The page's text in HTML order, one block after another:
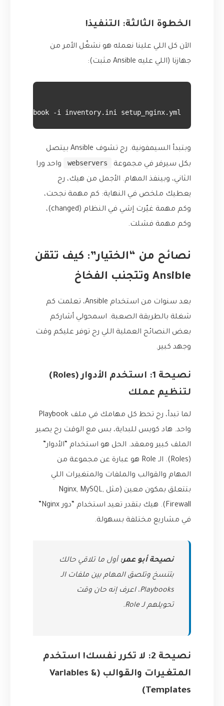
الخطوة الثالثة: التنفيذ!
الآن كل اللي علينا نعمله هو نشغّل الأمر من
جهازنا (اللي عليه Ansible مثبت):
playbook -i inventory.ini setup_nginx.yml
وبتبدأ السيمفونية. رح تشوف Ansible بيتصل
بكل سيرفر في مجموعة
webservers
واحد ورا
الثاني، وبينفذ المهام. الأجمل من هيك، رح
يعطيك ملخص في النهاية: كم مهمة نجحت،
وكم مهمة غيّرت إشي في النظام (changed)،
وكم مهمة فشلت.
نصائح من “الختيار”: كيف تتقن
Ansible وتتجنب الفخاخ
بعد سنوات من استخدام Ansible، تعلمت كم
شغلة بالطريقة الصعبة. اسمحولي أشاركم
بعض النصائح العملية اللي رح توفر عليكم وقت
وجهد كبير.
نصيحة 1: استخدم الأدوار (Roles)
لتنظيم عملك
لما تبدأ، رح تحط كل مهامك في ملف Playbook
واحد. هاد كويس للبداية، بس مع الوقت رح يصير
الملف كبير ومعقد. الحل هو استخدام “الأدوار”
(Roles). الـ Role هو عبارة عن مجموعة من
المهام والقوالب والملفات والمتغيرات اللي
بتتعلق بمكون معين (مثل Nginx, MySQL,
Firewall). هيك بتقدر تعيد استخدام “دور Nginx”
في مشاريع مختلفة بسهولة.
نصيحة أبو عمر: أول ما تلاقي حالك
بتنسخ وتلصق المهام بين ملفات الـ
Playbooks، اعرف إنه حان وقت
تحويلهم لـ Role.
نصيحة 2: لا تكرر نفسك! استخدم
المتغيرات والقوالب (Variables &
Templates)